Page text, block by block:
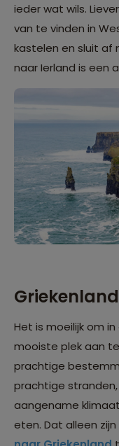
ieder wat wils.
van te vinden in
kastelen en sluit af
naar Ierland is een
Griekenland
Het is moeilijk om
mooiste plek aan
prachtige
prachtige
aangename
eten. Dat alleen